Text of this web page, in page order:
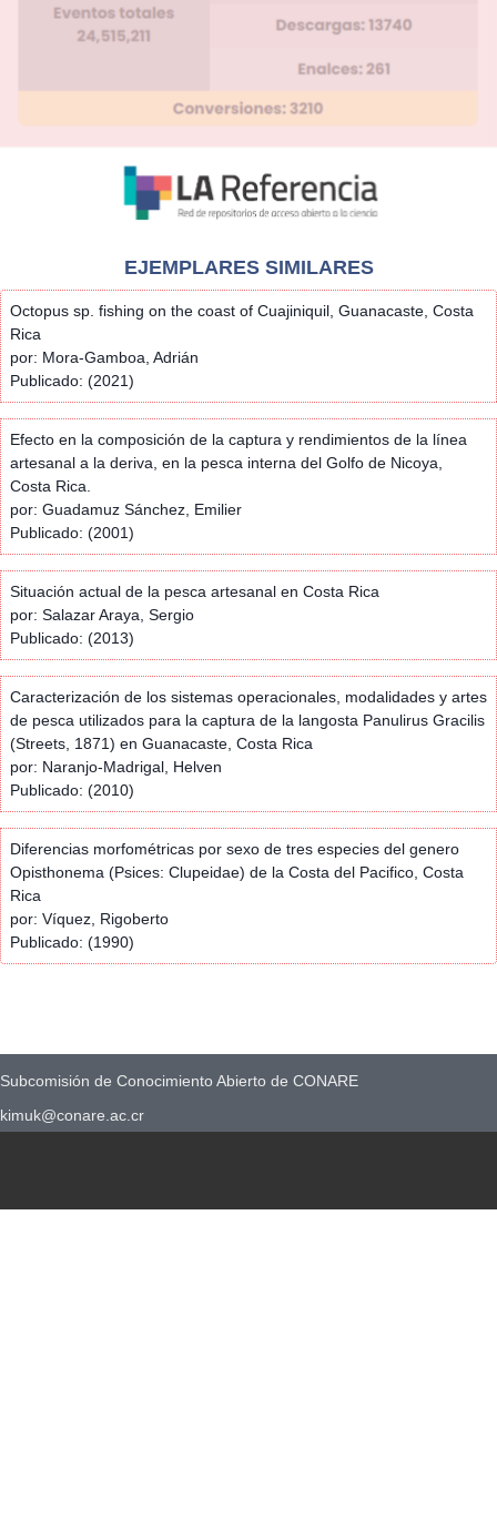
EJEMPLARES SIMILARES
Octopus sp. fishing on the coast of Cuajiniquil, Guanacaste, Costa
Rica
por: Mora-Gamboa, Adrián
Publicado: (2021)
Efecto en la composición de la captura y rendimientos de la línea
artesanal a la deriva, en la pesca interna del Golfo de Nicoya,
Costa Rica.
por: Guadamuz Sánchez, Emilier
Publicado: (2001)
Situación actual de la pesca artesanal en Costa Rica
por: Salazar Araya, Sergio
Publicado: (2013)
Caracterización de los sistemas operacionales, modalidades y artes
de pesca utilizados para la captura de la langosta Panulirus Gracilis
(Streets, 1871) en Guanacaste, Costa Rica
por: Naranjo-Madrigal, Helven
Publicado: (2010)
Diferencias morfométricas por sexo de tres especies del genero
Opisthonema (Psices: Clupeidae) de la Costa del Pacifico, Costa
Rica
por: Víquez, Rigoberto
Publicado: (1990)
Subcomisión de Conocimiento Abierto de CONARE
kimuk@conare.ac.cr